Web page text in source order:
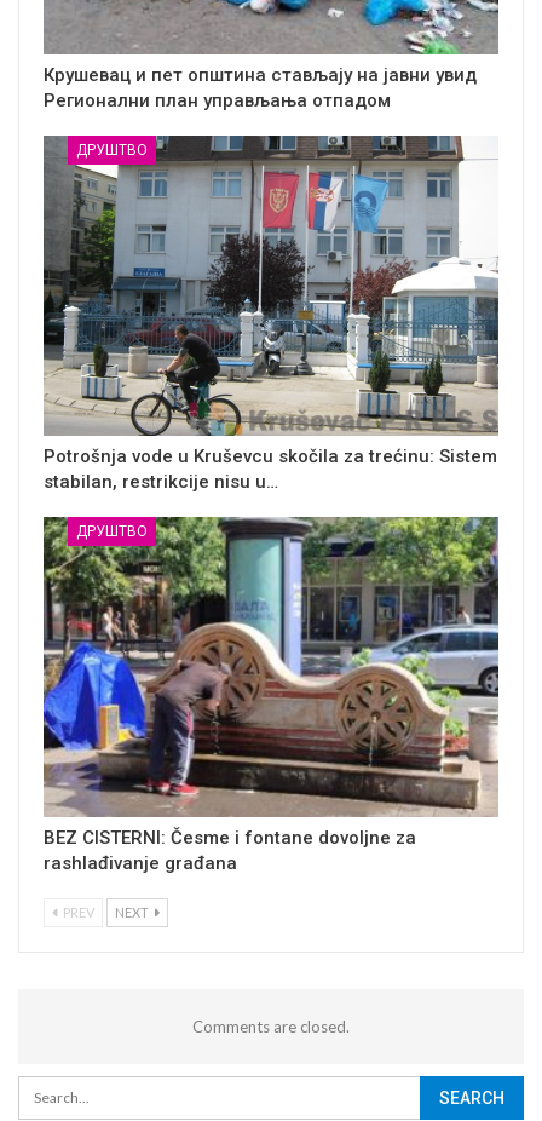
Крушевац и пет општина стављају на јавни увид
Регионални план управљања отпадом
ДРУШТВО
Potrošnja vode u Kruševcu skočila za trećinu: Sistem
stabilan, restrikcije nisu u…
ДРУШТВО
BEZ CISTERNI: Česme i fontane dovoljne za
rashlađivanje građana
PREV NEXT
Comments are closed.